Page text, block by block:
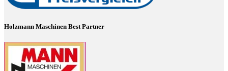
Holzmann Maschinen Best Partner